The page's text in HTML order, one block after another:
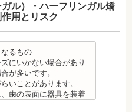
いです。
いことがあります。
、ワイヤーを交換した
りますが、数日でおさ
冷たいものを飲んだと
らわれる場合がありま
されます。長期間痛む
しょう。
ル）・ハーフリンガル矯
用とリスク
るもの
にいかない場合があり
が多いです。
いことがあります。
歯の表面に器具を装着